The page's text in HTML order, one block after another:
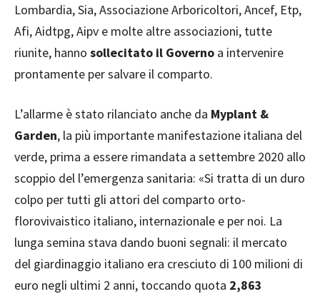
Lombardia, Sia, Associazione Arboricoltori, Ancef, Etp,
Afi, Aidtpg, Aipv e molte altre associazioni, tutte
riunite, hanno sollecitato il Governo a intervenire
prontamente per salvare il comparto.
L’allarme è stato rilanciato anche da Myplant &
Garden, la più importante manifestazione italiana del
verde, prima a essere rimandata a settembre 2020 allo
scoppio del l’emergenza sanitaria: «Si tratta di un duro
colpo per tutti gli attori del comparto orto-
florovivaistico italiano, internazionale e per noi. La
lunga semina stava dando buoni segnali: il mercato
del giardinaggio italiano era cresciuto di 100 milioni di
euro negli ultimi 2 anni, toccando quota 2,863